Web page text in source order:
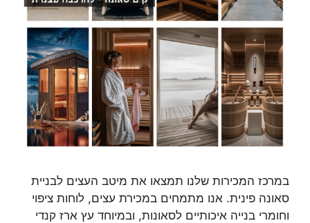
במרכז המכירות שלנו תמצאו את מיטב העצים לבניית
סאונה פינית. אנו מתמחים במכירת עצים, לוחות ציפוי
וחומרי בנייה איכותיים לסאונות, ובמיוחד עץ ארז קנדי